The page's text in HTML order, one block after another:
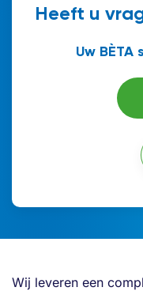
Heeft u
Uw
Wij leveren een